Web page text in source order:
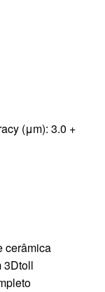
(μm): 3.0 +
cerâmica
3Dtoll